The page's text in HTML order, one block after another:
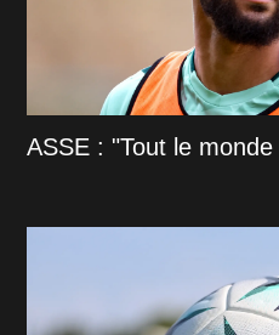
ASSE : "Tout le